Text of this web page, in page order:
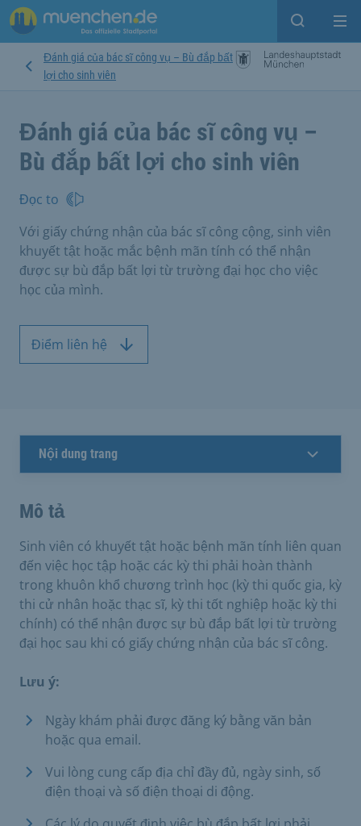
Open
Đánh giá của bác sĩ công vụ – Bù đắp bất
lợi cho sinh viên
Đánh giá của bác sĩ công vụ –
Bù đắp bất lợi cho sinh viên
Đọc to
Với giấy chứng nhận của bác sĩ công cộng, sinh viên
khuyết tật hoặc mắc bệnh mãn tính có thể nhận
được sự bù đắp bất lợi từ trường đại học cho việc
học của mình.
Điểm liên hệ
Nội dung trang
Mô tả
Sinh viên có khuyết tật hoặc bệnh mãn tính liên quan
đến việc học tập hoặc các kỳ thi phải hoàn thành
trong khuôn khổ chương trình học (kỳ thi quốc gia, kỳ
thi cử nhân hoặc thạc sĩ, kỳ thi tốt nghiệp hoặc kỳ thi
chính) có thể nhận được sự bù đắp bất lợi từ trường
đại học sau khi có giấy chứng nhận của bác sĩ công.
Lưu ý:
Ngày khám phải được đăng ký bằng văn bản
hoặc qua email.
Vui lòng cung cấp địa chỉ đầy đủ, ngày sinh, số
điện thoại và số điện thoại di động.